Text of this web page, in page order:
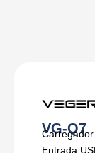
VG-Q7
Entrada